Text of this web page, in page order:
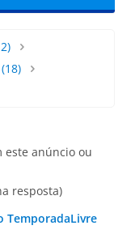
(18)
este anúncio ou
resposta)
TemporadaLivre